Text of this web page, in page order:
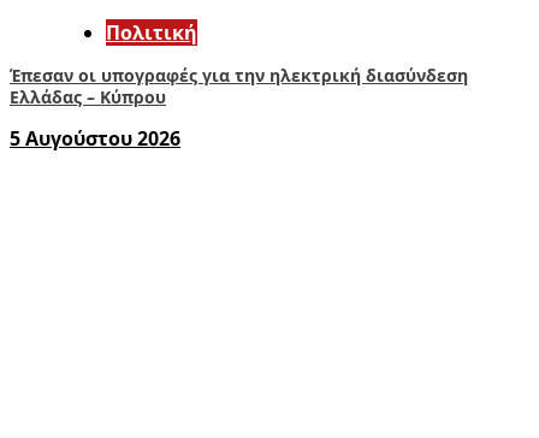
Πολιτική
Έπεσαν οι υπογραφές για την ηλεκτρική διασύνδεση
Ελλάδας – Κύπρου
5 Αυγούστου 2026